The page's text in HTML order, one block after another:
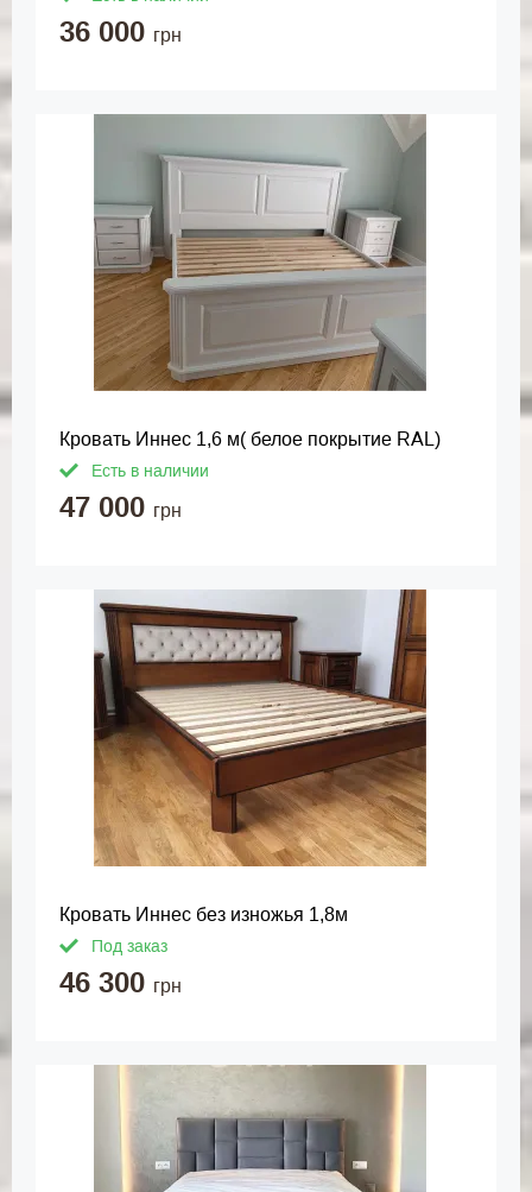
36 000 грн
Кровать Иннес 1,6 м( белое покрытие RAL)
Есть в наличии
47 000 грн
Кровать Иннес без изножья 1,8м
Под заказ
46 300 грн